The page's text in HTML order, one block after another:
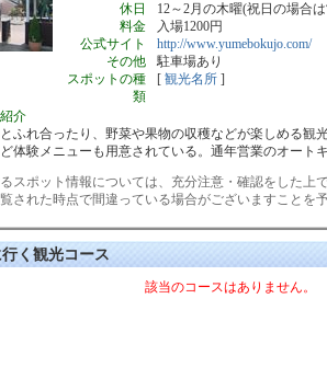
休日
12～2月の木曜(祝日の場合
料金
入場1200円
公式サイト
http://www.yumebokujo.com/
その他
駐車場あり
スポットの種
類
[ 観光名所]
介
ふれ合ったり、野菜や果物の収穫などが楽しめる観
体験メニューも用意されている。通年営業のオート
スポット情報については、充分注意・確認をした上
された時点で間違っている場合がございますことを
く観光コース
該当のコースはありません。